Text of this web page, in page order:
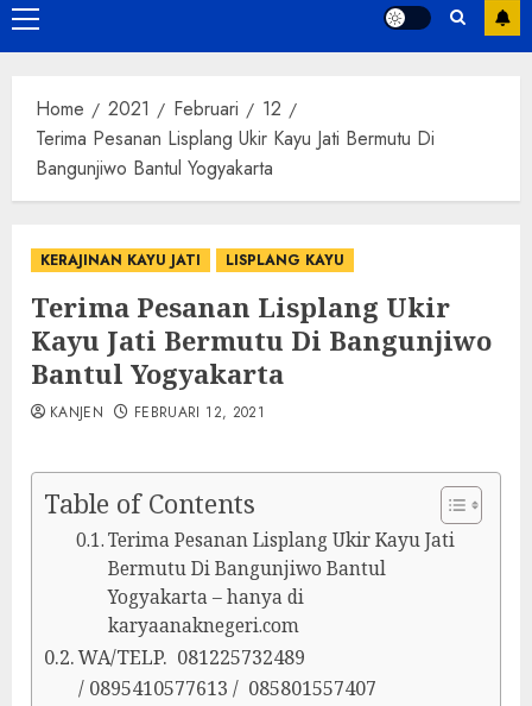
Home 2021 Februari
12
Terima Pesanan Lisplang Ukir Kayu Jati Bermutu Di
Bangunjiwo Bantul Yogyakarta
KERAJINAN KAYU JATI LISPLANG KAYU
Terima Pesanan Lisplang Ukir
Kayu Jati Bermutu Di Bangunjiwo
Bantul Yogyakarta
KANJEN FEBRUARI 12, 2021
Table of Contents
Terima Pesanan Lisplang Ukir Kayu Jati
Bermutu Di Bangunjiwo Bantul
Yogyakarta – hanya di
karyaanaknegeri.com
WA/TELP. 081225732489
/ 0895410577613 / 085801557407